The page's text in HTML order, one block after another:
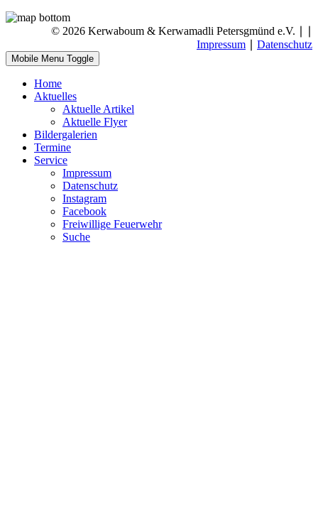
© 2026 Kerwaboum & Kerwamadli Petersgmünd e.V. ∣
Impressum
Datenschutz
Mobile Menu Toggle
Home
Aktuelles
Aktuelle Artikel
Aktuelle Flyer
Bildergalerien
Termine
Service
Impressum
Datenschutz
Instagram
Facebook
Freiwillige Feuerwehr
Suche